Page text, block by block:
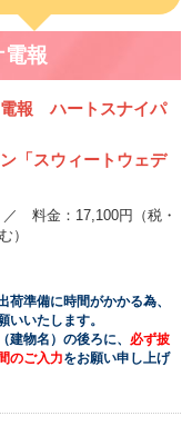
報
電報 ハートスナイパ
「スウィートウェデ
／ 料金：17,100円
（税・
）
荷準備に時間がかかる為、
いいたします。
建物名）の後ろに、 必ず披
のご入力をお願い申し上げ